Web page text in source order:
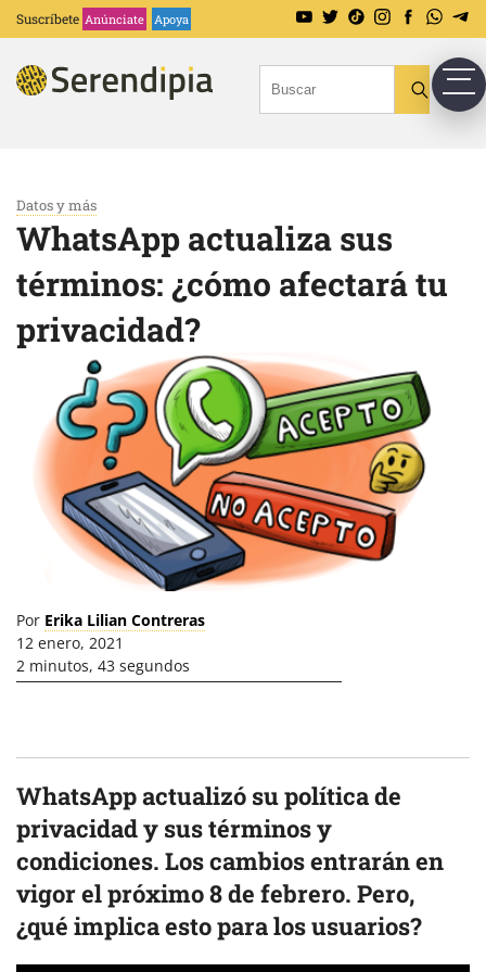
Suscríbete Anúnciate Apoya
Datos y más
WhatsApp actualiza sus
términos: ¿cómo afectará tu
privacidad?
Por Erika Lilian Contreras
12 enero, 2021
2 minutos, 43 segundos
WhatsApp actualizó su política de
privacidad y sus términos y
condiciones. Los cambios entrarán en
vigor el próximo 8 de febrero. Pero,
¿qué implica esto para los usuarios?